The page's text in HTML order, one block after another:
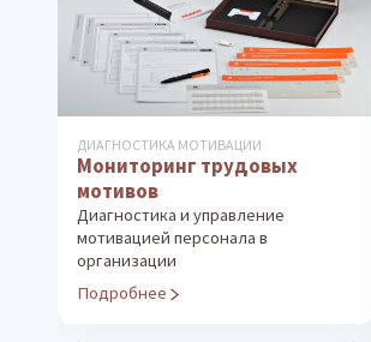
ДИАГНОСТИКА МОТИВАЦИИ
Мониторинг трудовых
мотивов
Диагностика и управление
мотивацией персонала в
организации
Подробнее